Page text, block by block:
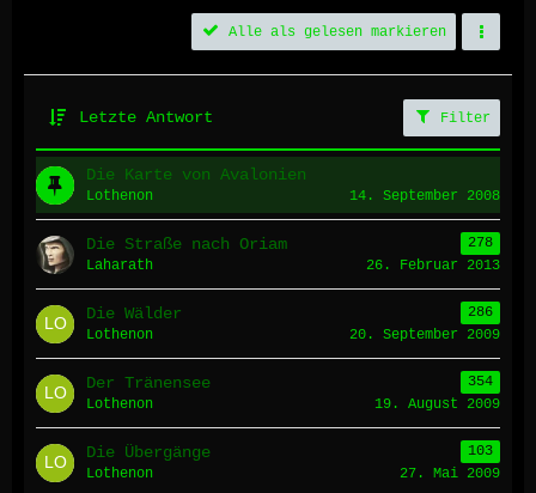
Alle als gelesen markieren
Letzte Antwort Filter
Die Karte von Avalonien
Lothenon 14. September 2008
Die Straße nach Oriam
278
Laharath
26. Februar 2013
Die Wälder
286
Lothenon
20. September 2009
Der Tränensee
354
Lothenon
19. August 2009
Die Übergänge
103
Lothenon
27. Mai 2009